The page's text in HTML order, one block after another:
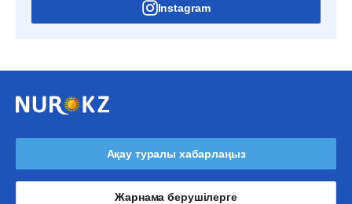
Instagram
Ақау туралы хабарлаңыз
Жарнама берушілерге